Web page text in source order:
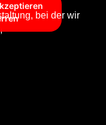
bei der wir